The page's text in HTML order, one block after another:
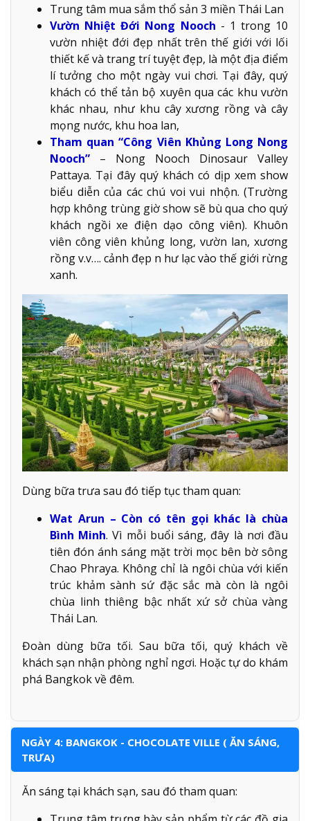
Trung tâm mua sắm thổ sản 3 miền Thái Lan
Vườn Nhiệt Đới Nong Nooch - 1 trong 10
vườn nhiệt đới đẹp nhất trên thế giới với lối
thiết kế và trang trí tuyệt đẹp, là một địa điểm
lí tưởng cho một ngày vui chơi. Tại đây, quý
khách có thể tản bộ xuyên qua các khu vườn
khác nhau, như khu cây xương rồng và cây
mọng nước, khu hoa lan,
Tham quan “Công Viên Khủng Long Nong
Nooch” – Nong Nooch Dinosaur Valley
Pattaya. Tại đây quý khách có dịp xem show
biểu diễn của các chú voi vui nhộn. (Trường
hợp không trùng giờ show sẽ bù qua cho quý
khách ngồi xe điện dạo công viên). Khuôn
viên công viên khủng long, vườn lan, xương
rồng v.v…. cảnh đẹp n hư lạc vào thế giới rừng
xanh.
Dùng bữa trưa sau đó tiếp tục tham quan:
Wat Arun – Còn có tên gọi khác là chùa
Bình Minh. Vì mỗi buổi sáng, đây là nơi đầu
tiên đón ánh sáng mặt trời mọc bên bờ sông
Chao Phraya. Không chỉ là ngôi chùa với kiến
trúc khảm sành sứ đặc sắc mà còn là ngôi
chùa linh thiêng bậc nhất xứ sở chùa vàng
Thái Lan.
Đoàn dùng bữa tối. Sau bữa tối, quý khách về
khách sạn nhận phòng nghỉ ngơi. Hoặc tự do khám
phá Bangkok về đêm.
NGÀY 4: BANGKOK - CHOCOLATE VILLE ( ĂN SÁNG,
TRƯA)
Ăn sáng tại khách sạn, sau đó tham quan: